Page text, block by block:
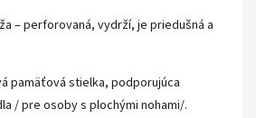
– perforovaná, vydrží, je priedušná a
pamäťová stielka, podporujúca
/ pre osoby s plochými nohami/.